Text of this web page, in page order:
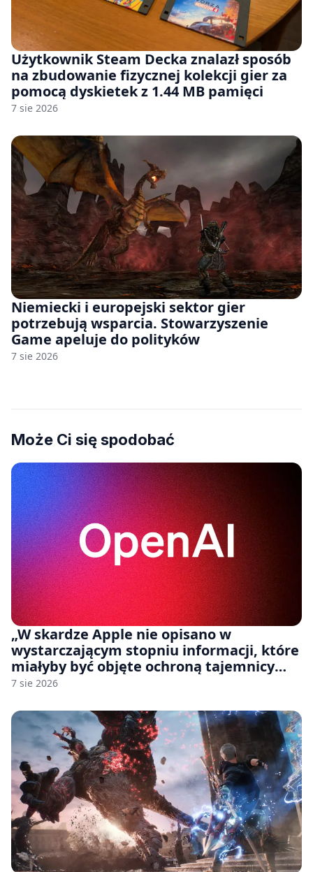
Użytkownik Steam Decka znalazł sposób
na zbudowanie fizycznej kolekcji gier za
pomocą dyskietek z 1.44 MB pamięci
7 sie 2026
Niemiecki i europejski sektor gier
potrzebują wsparcia. Stowarzyszenie
Game apeluje do polityków
7 sie 2026
Może Ci się spodobać
„W skardze Apple nie opisano w
wystarczającym stopniu informacji, które
miałyby być objęte ochroną tajemnicy
handlowej”. OpenAI żąda odrzucenia
7 sie 2026